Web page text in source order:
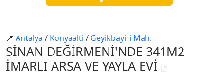
📍 Antalya / Konyaalti / Geyi̇kbayiri Mah.
SİNAN DEĞİRMENİ'NDE 341M2
İMARLI ARSA VE YAYLA EVİ